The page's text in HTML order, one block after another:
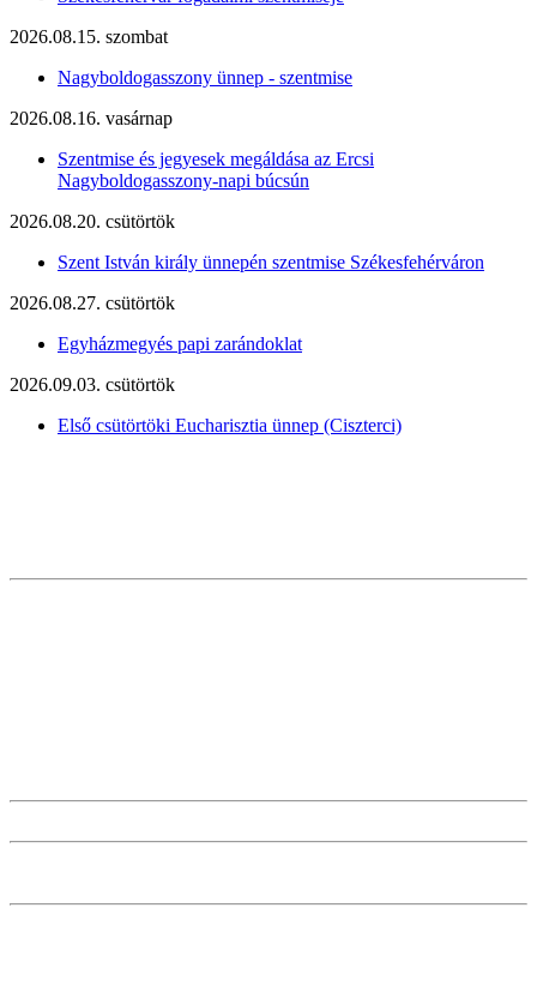
2026.08.15. szombat
Nagyboldogasszony ünnep - szentmise
2026.08.16. vasárnap
Szentmise és jegyesek megáldása az Ercsi
Nagyboldogasszony-napi búcsún
2026.08.20. csütörtök
Szent István király ünnepén szentmise Székesfehérváron
2026.08.27. csütörtök
Egyházmegyés papi zarándoklat
2026.09.03. csütörtök
Első csütörtöki Eucharisztia ünnep (Ciszterci)